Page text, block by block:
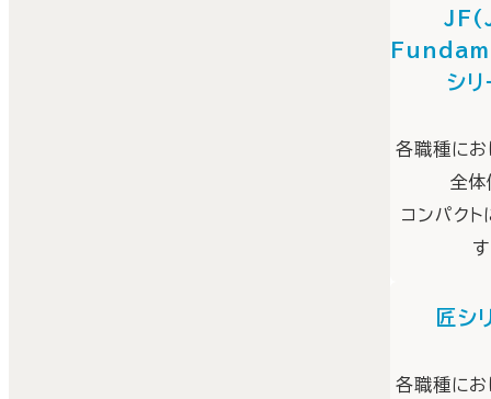
シ
各職種に
全体
コンパク
す
匠シ
各職種に